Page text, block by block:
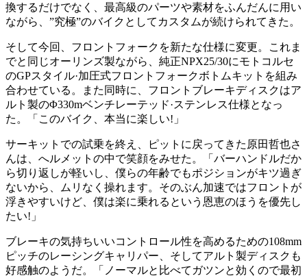
換するだけでなく、最高級のパーツや素材をふんだんに用い
ながら、”究極”のバイクとしてカスタムが続けられてきた。
そして今回、フロントフォークを新たな仕様に変更。これま
でと同じオーリンズ製ながら、純正NPX25/30にモトコルセ
のGPスタイル·加圧式フロントフォークボトムキットを組み
合わせている。また同時に、フロントブレーキディスクはア
ルト製のΦ330mベンチレーテッド·ステンレス仕様となっ
た。「このバイク、本当に楽しい!」
サーキットでの試乗を終え、ピットに戻ってきた原田哲也さ
んは、へルメットの中で笑顔をみせた。「バーハンドルだか
ら切り返しが軽いし、僕らの年齢でもポジションがキツ過ぎ
ないから、ムリなく操れます。そのぶん加速ではフロントが
浮きやすいけど、僕は楽に乗れるという恩恵のほうを優先し
たい!」
ブレーキの気持ちいいコントロール性を高めるための108mm
ピッチのレーシングキャリパー、そしてアルト製ディスクも
好感触のようだ。「ノーマルと比べてガツンと効くので最初